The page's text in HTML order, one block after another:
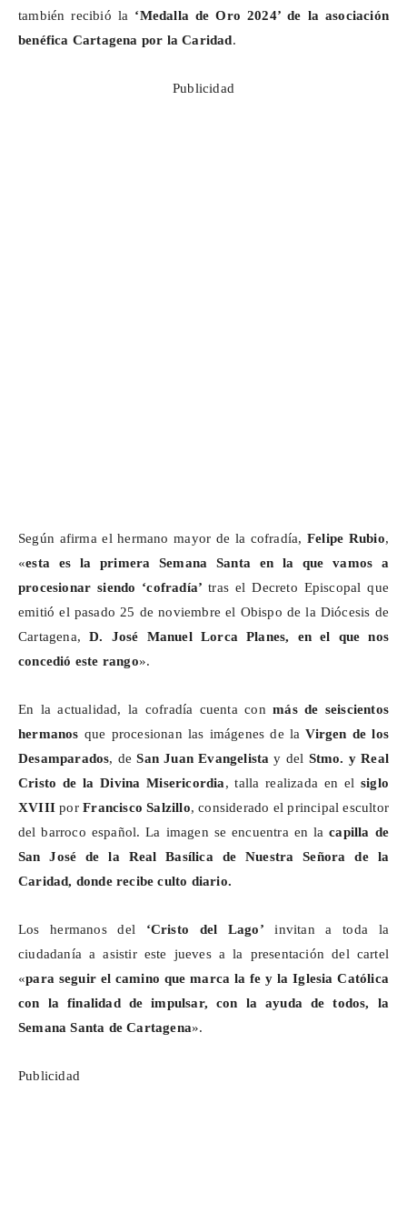
también recibió la ‘Medalla de Oro 2024’ de la asociación
benéfica Cartagena por la Caridad.
Publicidad
Según afirma el hermano mayor de la cofradía,Felipe Rubio,
«esta es
la primera Semana Santa en la que vamos a
procesionar siendo ‘cofradía’tras el Decreto Episcopal que
emitió el pasado 25 de noviembre el Obispo de la Diócesis de
Cartagena, D. José Manuel Lorca Planes, en el que nos
concedió este rango».
En la actualidad, la cofradía cuenta conmás de seiscientos
hermanos que procesionan las imágenes de laVirgen de los
Desamparados, deSan Juan Evangelista y del Stmo. y Real
Cristo de la Divina Misericordia, talla realizada en el siglo
XVIII porFrancisco Salzillo, considerado el principal escultor
del barroco español. La imagen se encuentra en lacapilla de
San José de la Real Basílica de Nuestra Señora de la
Caridad, donde recibe culto diario.
Los hermanos del ‘Cristo del Lago’ invitan a toda la
ciudadanía a asistir este jueves a la presentación del cartel
«para seguir el camino que marca la fe y la Iglesia Católica
con la finalidad de impulsar, con la ayuda de todos, la
Semana Santa de Cartagena».
Publicidad